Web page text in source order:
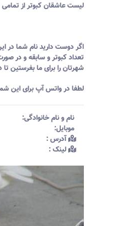
لیست عاشقان کبوتر از
اگر دوست دارید نام شما در
تعداد کبوتر و سابقه و در
شهرتان را برای ما بفرستین
لطفا در واتس آپ برای این شماره
نام و نام خانوادگی:‌
موبایل:‌
آدرس :‌
لینک :‌